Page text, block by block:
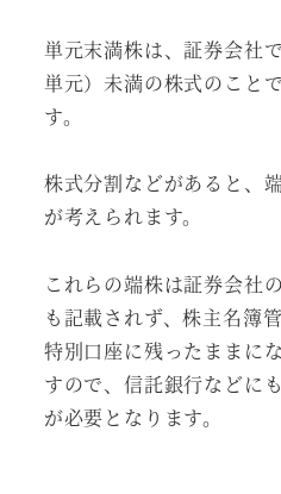
単元末満株は、証券会社
単元）未満の株式のこと
す。
株式分割などがあると、
が考えられます。
これらの端株は証券会社
も記載されず、株主名簿
特別口座に残ったままに
すので、信託銀行などに
が必要となります。